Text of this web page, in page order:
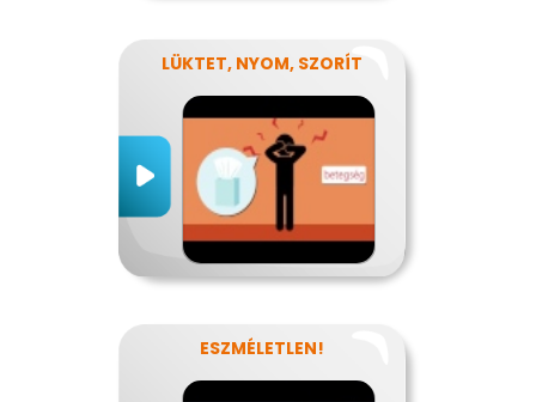
LÜKTET, NYOM, SZORÍT
ESZMÉLETLEN!